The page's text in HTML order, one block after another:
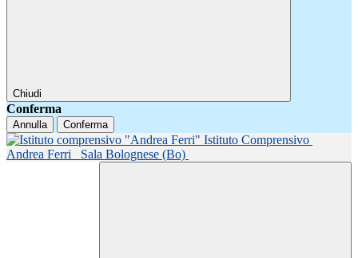
Chiudi
Conferma
Annulla Conferma
Istituto Comprensivo
Andrea Ferri
Sala Bolognese (Bo)